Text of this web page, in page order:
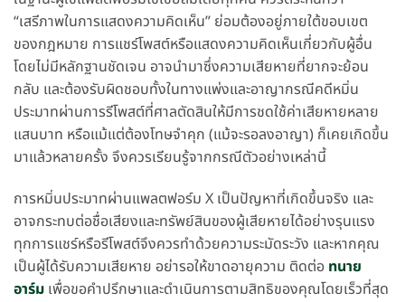
“เสรีภาพในการแสดงความคิดเห็น” ย่อมต้องอยู่ภายใต้ขอบเขต
ของกฎหมาย การแชร์โพสต์หรือแสดงความคิดเห็นเกี่ยวกับผู้อื่น
โดยไม่มีหลักฐานชัดเจน อาจนำมาซึ่งความเสียหายที่ยากจะย้อน
กลับ และต้องรับผิดชอบทั้งในทางแพ่งและอาญากรณีคดีหมิ่น
ประมาทผ่านการรีโพสต์ที่ศาลตัดสินให้มีการชดใช้ค่าเสียหายหลาย
แสนบาท หรือแม้แต่ต้องโทษจำคุก (แม้จะรอลงอาญา) ก็เคยเกิดขึ้น
มาแล้วหลายครั้ง จึงควรเรียนรู้จากกรณีตัวอย่างเหล่านี้
การหมิ่นประมาทผ่านแพลตฟอร์ม X เป็นปัญหาที่เกิดขึ้นจริง และ
อาจกระทบต่อชื่อเสียงและทรัพย์สินของผู้เสียหายได้อย่างรุนแรง
ทุกการแชร์หรือรีโพสต์จึงควรทำด้วยความระมัดระวัง และหากคุณ
เป็นผู้ได้รับความเสียหาย อย่ารอให้ขาดอายุความ ติดต่อ ทนาย
อาร์ม เพื่อขอคำปรึกษาและดำเนินการตามสิทธิของคุณโดยเร็วที่สุด